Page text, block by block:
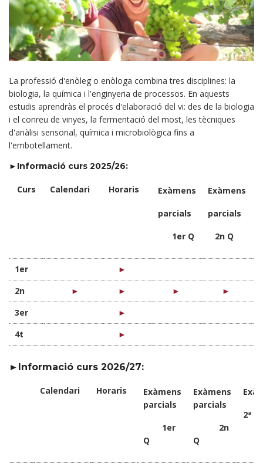
La professió d'enòleg o enòloga combina tres disciplines: la
biologia, la química i l'enginyeria de processos. En aquests
estudis aprendràs el procés d'elaboració del vi: des de la biologia
i el conreu de vinyes, la fermentació del most, les tècniques
d'anàlisi sensorial, química i microbiològica fins a
l'embotellament.
►Informació curs 2025/26:
Curs Calendari Horaris Exàmens
parcials
1er Q
Exàmens
parcials
2n Q
1er
►
2n
► ► ► ►
3er
►
4t
►
►Informació curs 2026/27:
Calendari Horaris
Exàmens
parcials
1er
Q
Exàmens
parcials
2n
Q
2ª